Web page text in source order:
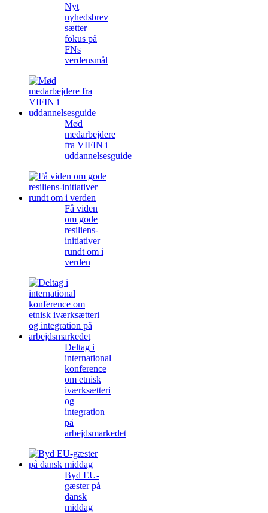
Nyt
nyhedsbrev
sætter
fokus på
FNs
verdensmål
Mød
medarbejdere
fra VIFIN i
uddannelsesguide
Få viden
om gode
resiliens-
initiativer
rundt om i
verden
Deltag i
international
konference
om etnisk
iværksætteri
og
integration
på
arbejdsmarkedet
Byd EU-
gæster på
dansk
middag